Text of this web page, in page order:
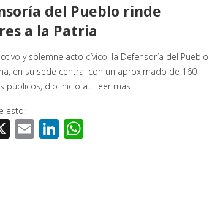
del Pueblo rinde
a la Patria
y solemne acto cívico, la Defensoría del Pueblo
en su sede central con un aproximado de 160
públicos, dio inicio a… leer más
esto:
X EmailLinkedIn